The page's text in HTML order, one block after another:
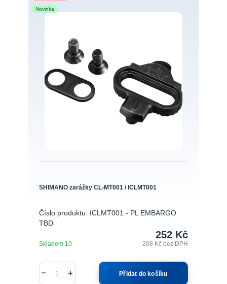
Novinka
SHIMANO zarážky CL-MT001 / ICLMT001
Číslo produktu: ICLMT001 - PL EMBARGO
TBD
252 Kč
208 Kčbez DPH
Skladem 10
Přidat do košíku